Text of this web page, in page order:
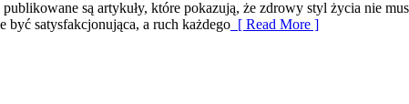
są artykuły, które pokazują, że zdrowy styl życia nie
być satysfakcjonująca, a ruch każdego [ Read More ]